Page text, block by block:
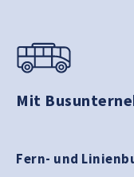
Mit
Fern- und